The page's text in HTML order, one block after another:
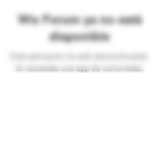
Wix Forum ya no está
disponible
Esta aplicación ha sido descontinuada.
Si necesitas una app de comunidad,